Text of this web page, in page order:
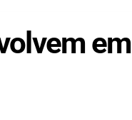
em